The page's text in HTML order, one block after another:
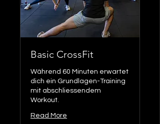
Basic CrossFit
Während 60 Minuten erwartet
dich ein Grundlagen-Training
mit abschliessendem
Workout.
Read More